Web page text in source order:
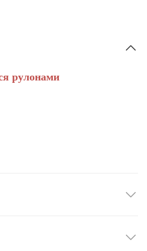
рулонами